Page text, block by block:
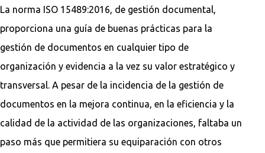
La norma ISO 15489:2016, de gestión documental,
proporciona una guía de buenas prácticas para la
gestión de documentos en cualquier tipo de
organización y evidencia a la vez su valor estratégico y
transversal. A pesar de la incidencia de la gestión de
documentos en la mejora continua, en la eficiencia y la
calidad de la actividad de las organizaciones, faltaba un
paso más que permitiera su equiparación con otros